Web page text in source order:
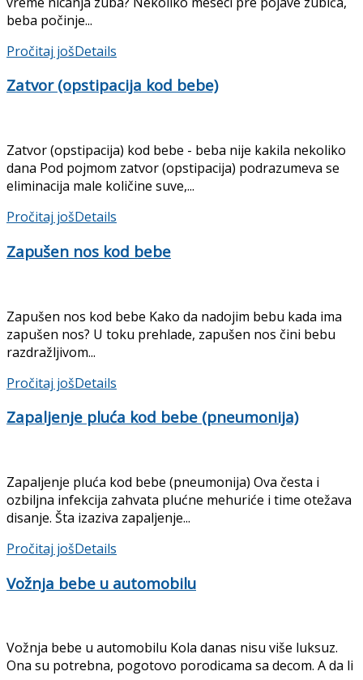
beba počinje...
Pročitaj jošDetails
Zatvor (opstipacija kod bebe)
Zatvor (opstipacija) kod bebe - beba nije kakila nekoliko
dana Pod pojmom zatvor (opstipacija) podrazumeva se
eliminacija male količine suve,...
Pročitaj jošDetails
Zapušen nos kod bebe
Zapušen nos kod bebe Kako da nadojim bebu kada ima
zapušen nos? U toku prehlade, zapušen nos čini bebu
razdražljivom...
Pročitaj jošDetails
Zapaljenje pluća kod bebe (pneumonija)
Zapaljenje pluća kod bebe (pneumonija) Ova česta i
ozbiljna infekcija zahvata plućne mehuriće i time otežava
disanje. Šta izaziva zapaljenje...
Pročitaj jošDetails
Vožnja bebe u automobilu
Vožnja bebe u automobilu Kola danas nisu više luksuz.
Ona su potrebna, pogotovo porodicama sa decom. A da li